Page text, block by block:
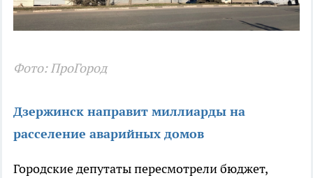
Фото: ПроГород
Дзержинск направит миллиарды на
расселение аварийных домов
Городские депутаты пересмотрели бюджет,